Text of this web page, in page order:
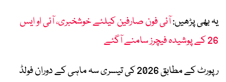
یہ بھی پڑھیں:آئی فون صارفین کیلئے خوشخبری، آئی او ایس
26 کے پوشیدہ فیچرز سامنے آگئے
رپورٹ کے مطابق 2026 کی تیسری سہ ماہی کے دوران فولڈ